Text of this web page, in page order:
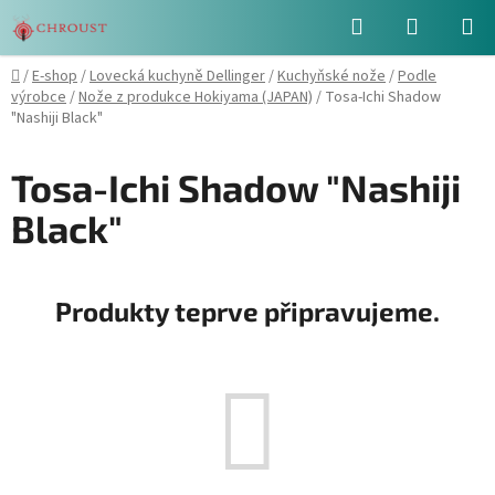
na
obsah
Hledat
KOŠÍK
Domů
/E-shop/Lovecká kuchyně Dellinger/Kuchyňské nože/Podle
výrobce/Nože z produkce Hokiyama (JAPAN) / Tosa-Ichi Shadow
"Nashiji Black"
Tosa-Ichi Shadow "Nashiji
Black"
Produkty teprve připravujeme.